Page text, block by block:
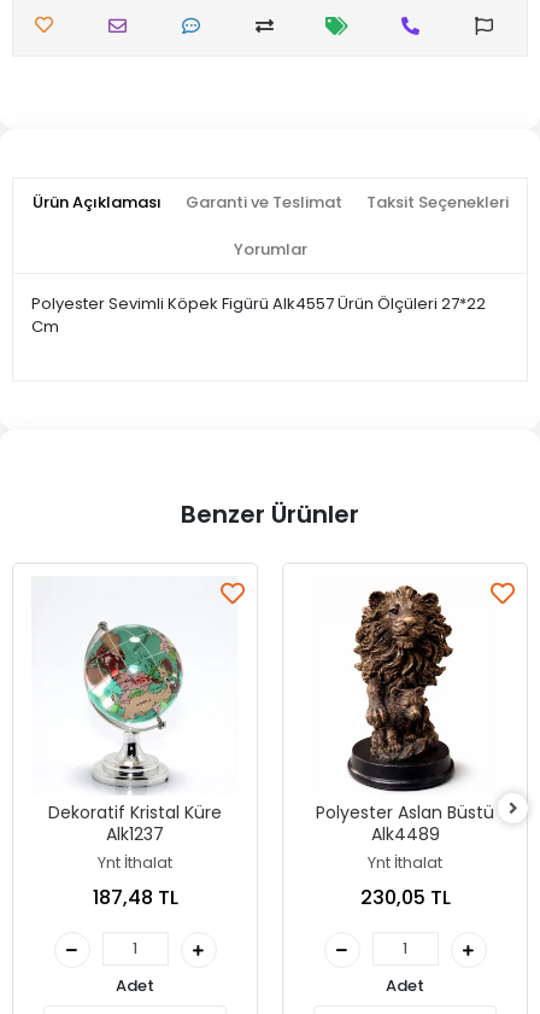
Ürün Açıklaması Garanti ve Teslimat Taksit Seçenekleri
Yorumlar
Polyester Sevimli Köpek Figürü Alk4557 Ürün Ölçüleri 27*22
Cm
Benzer Ürünler
Dekoratif Kristal Küre
Alk1237
Ynt İthalat
187,48 TL
Adet
Polyester Aslan Büstü
Alk4489
Ynt İthalat
230,05 TL
Adet